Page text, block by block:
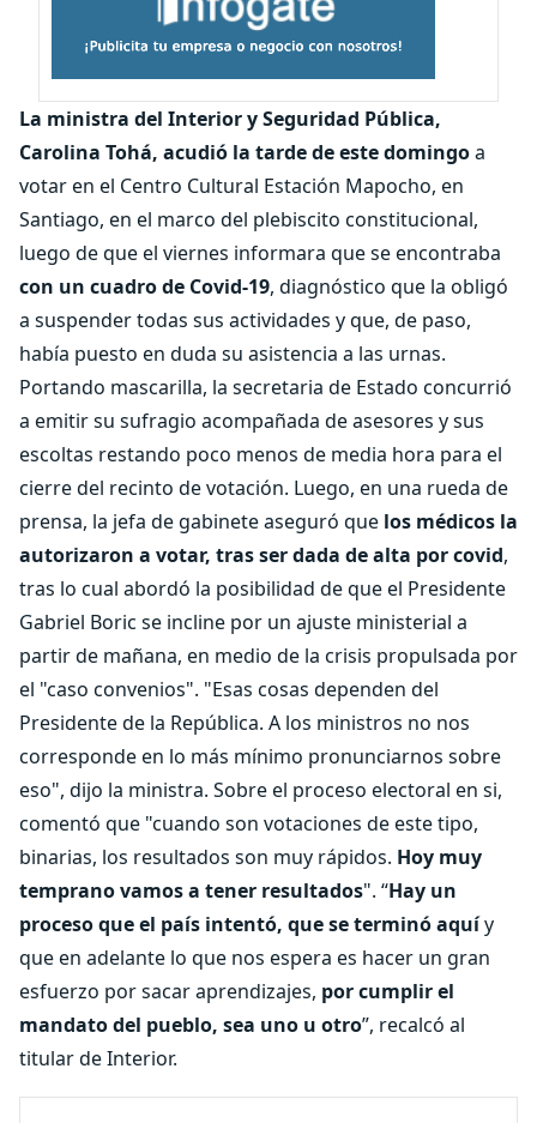
La ministra del Interior y Seguridad Pública,
Carolina Tohá, acudió la tarde de este domingoa
votar en el Centro Cultural Estación Mapocho, en
Santiago, en el marco del plebiscito constitucional,
luego de que el viernes informara que se encontraba
con un cuadro de Covid-19, diagnóstico que la obligó
a suspender todas sus actividades y que, de paso,
había puesto en duda su asistencia a las urnas.
Portando mascarilla, la secretaria de Estado concurrió
a emitir su sufragio acompañada de asesores y sus
escoltas restando poco menos de media hora para el
cierre del recinto de votación. Luego, en una rueda de
prensa, la jefa de gabinete aseguró que los médicos la
autorizaron a votar, tras ser dada de alta por covid,
tras lo cual abordó la posibilidad de que el Presidente
Gabriel Boric se incline por un ajuste ministerial a
partir de mañana, en medio de la crisis propulsada por
el "caso convenios". "Esas cosas dependen del
Presidente de la República. A los ministros no nos
corresponde en lo más mínimo pronunciarnos sobre
eso", dijo la ministra. Sobre el proceso electoral en si,
comentó que "cuando son votaciones de este tipo,
binarias, los resultados son muy rápidos. Hoy muy
temprano vamos a tener resultados". “Hay un
proceso que el país intentó, que se terminó aquíy
que en adelante lo que nos espera es hacer un gran
esfuerzo por sacar aprendizajes, por cumplir el
mandato del pueblo, sea uno u otro”, recalcó al
titular de Interior.